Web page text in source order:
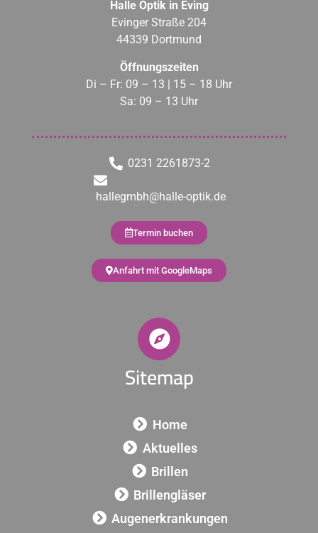
Halle Optik in Eving
Evinger Straße 204
44339 Dortmund
Öffnungszeiten
Di – Fr: 09 – 13 | 15 – 18 Uhr
Sa: 09 – 13 Uhr
0231 2261873-2
hallegmbh@halle-optik.de
Termin buchen
Anfahrt mit GoogleMaps
Sitemap
Home
Aktuelles
Brillen
Brillengläser
Augenerkrankungen